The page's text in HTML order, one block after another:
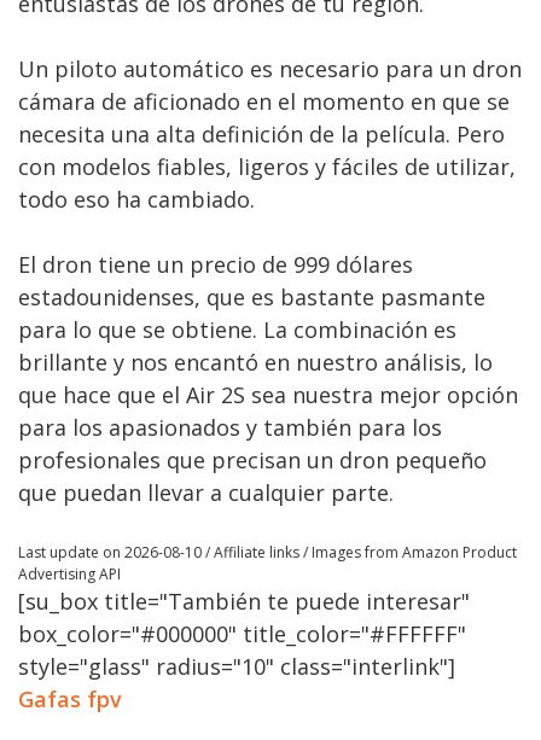
Un piloto automático es necesario para un dron
cámara de aficionado en el momento en que se
necesita una alta definición de la película. Pero
con modelos fiables, ligeros y fáciles de utilizar,
todo eso ha cambiado.
El dron tiene un precio de 999 dólares
estadounidenses, que es bastante pasmante
para lo que se obtiene. La combinación es
brillante y nos encantó en nuestro análisis, lo
que hace que el Air 2S sea nuestra mejor opción
para los apasionados y también para los
profesionales que precisan un dron pequeño
que puedan llevar a cualquier parte.
Last update on 2026-08-10 / Affiliate links / Images from Amazon Product
Advertising API
[su_box title="También te puede interesar"
box_color="#000000" title_color="#FFFFFF"
style="glass" radius="10" class="interlink"]
Gafas fpv